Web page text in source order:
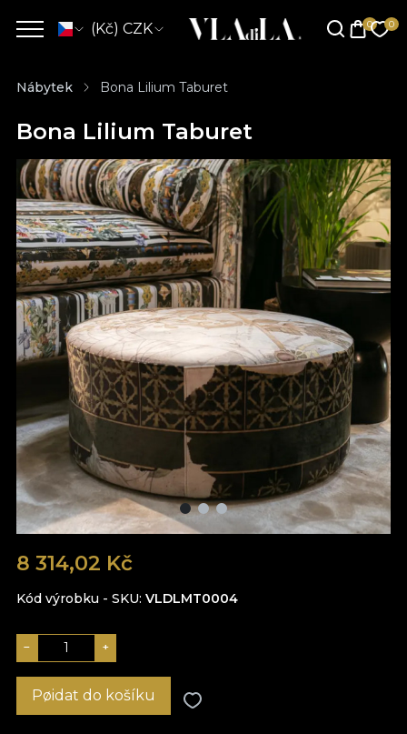
(Kč) CZK
Nábytek Bona Lilium Taburet
Bona Lilium Taburet
8 314,02 Kč
Kód výrobku - SKU VLDLMT0004
− +
Pøidat do košíku